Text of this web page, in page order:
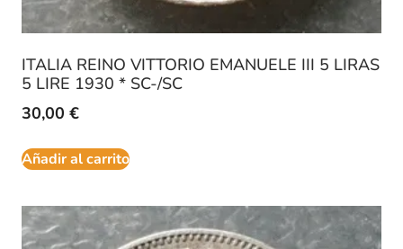
ITALIA REINO VITTORIO EMANUELE III 5 LIRAS
5 LIRE 1930 * SC-/SC
30,00 €
Añadir al carrito